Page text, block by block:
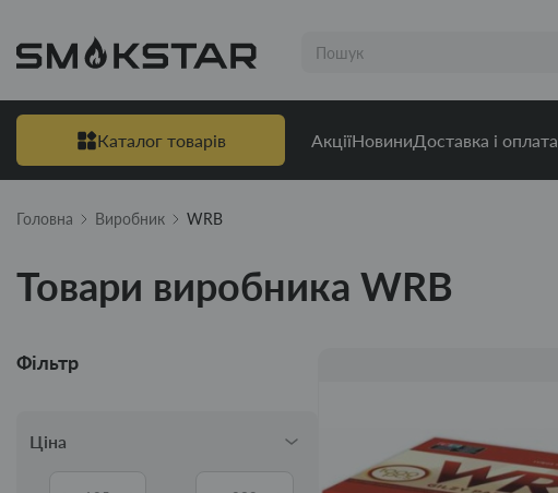
Каталог товарів АкціїНовиниДоставка і оплата
Головна Виробник WRB
Товари виробника WRB
Фільтр
Ціна